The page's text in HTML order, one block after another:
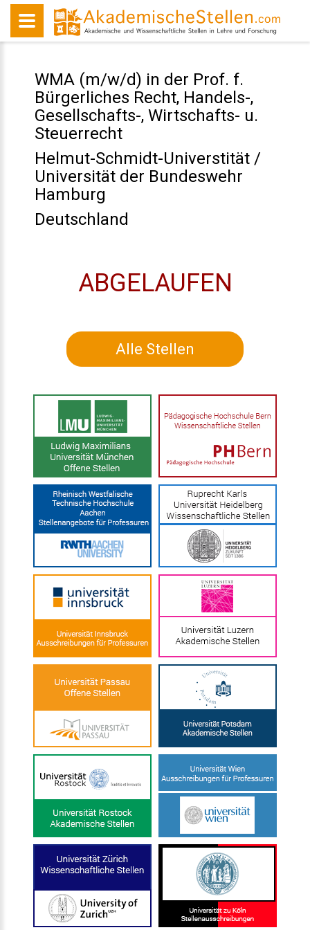
WMA (m/w/d) in der Prof. f.
Bürgerliches Recht, Handels-,
Gesellschafts-, Wirtschafts- u.
Steuerrecht
Helmut-Schmidt-Universtität /
Universität der Bundeswehr
Hamburg
Deutschland
ABGELAUFEN
Alle Stellen